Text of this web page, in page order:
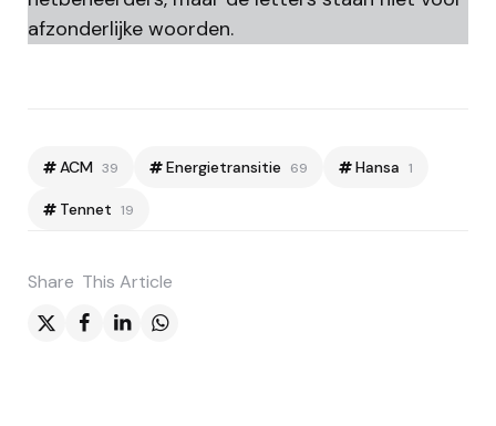
afzonderlijke woorden.
ACM 39 Energietransitie 69 Hansa 1
Tennet 19
Share This Article